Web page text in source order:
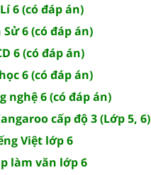
6 (có đáp án)
6 (có đáp án)
6 (có đáp án)
6 (có đáp án)
nghệ 6 (có đáp án)
cấp độ 3 (Lớp 5, 6)
Việt lớp 6
làm văn lớp 6